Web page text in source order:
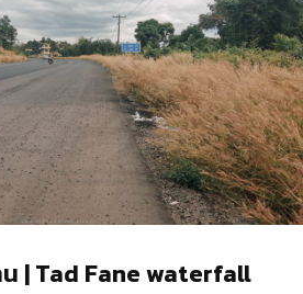
| Tad Fane waterfall